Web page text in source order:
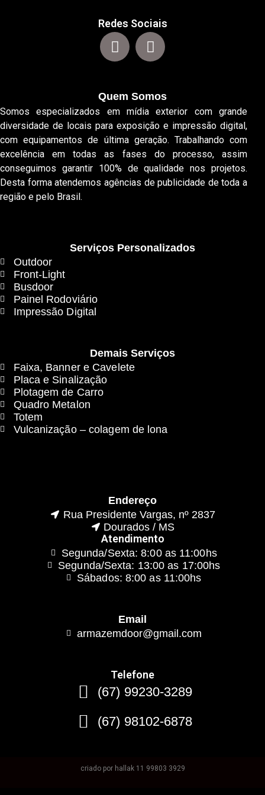
Redes Sociais
Quem Somos
Somos especializados em mídia exterior com grande
diversidade de locais para exposição e impressão digital,
com equipamentos de última geração. Trabalhando com
excelência em todas as fases do processo, assim
conseguimos garantir 100% de qualidade nos projetos.
Desta forma atendemos agências de publicidade de toda a
região e pelo Brasil.
Serviços Personalizados
Outdoor
Front-Light
Busdoor
Painel Rodoviário
Impressão Digital
Demais Serviços
Faixa, Banner e Cavelete
Placa e Sinalização
Plotagem de Carro
Quadro Metalon
Totem
Vulcanização – colagem de lona
Endereço
Rua Presidente Vargas, nº 2837
Dourados / MS
Atendimento
Segunda/Sexta: 8:00 as 11:00hs
Segunda/Sexta: 13:00 as 17:00hs
Sábados: 8:00 as 11:00hs
Email
armazemdoor@gmail.com
Telefone
(67) 99230-3289
(67) 98102-6878
criado por hallak 11 99803 3929